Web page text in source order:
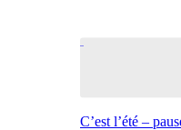
C’est l’été –